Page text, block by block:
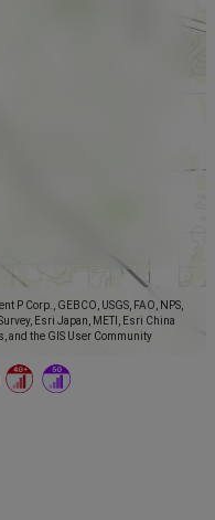
P Corp., GEBCO, USGS, FAO, NPS,
Esri Japan, METI, Esri China
and the GIS User Community